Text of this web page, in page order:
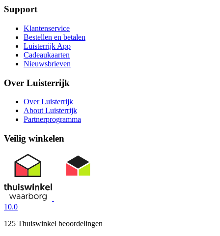
Support
Klantenservice
Bestellen en betalen
Luisterrijk App
Cadeaukaarten
Nieuwsbrieven
Over Luisterrijk
Over Luisterrijk
About Luisterrijk
Partnerprogramma
Veilig winkelen
10.0
125 Thuiswinkel beoordelingen